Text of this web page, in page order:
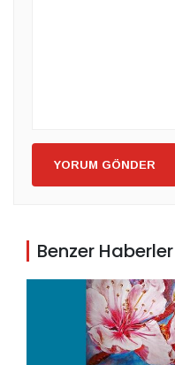
YORUM GÖNDER
Benzer Haberler